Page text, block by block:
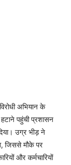
अभियान के
हटाने पहुंची प्रशासन
उग्र भीड़ ने
जिससे मौके पर
और कर्मचारियों